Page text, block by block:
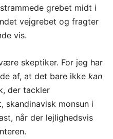
grebet midt i
vejgrebet og fragter
vis.
skeptiker. For jeg har
af, at det bare ikke kan
der tackler
skandinavisk monsun i
når der lejlighedsvis